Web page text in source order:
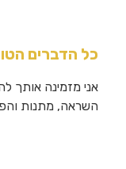
כל הדברים
אני מזמינה אותך
השראה, מתנות